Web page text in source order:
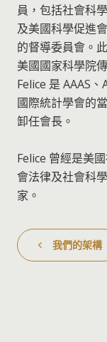
員，包括社會科
及美國科學促進
的督導委員會。
美國國家科學院
Felice 是 AAAS
國際統計學會的
卸任會長。
Felice 曾經是美
會法律及社會科
家。
我們的架構